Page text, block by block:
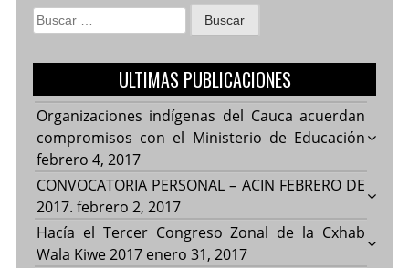
Buscar:
ULTIMAS PUBLICACIONES
Organizaciones indígenas del Cauca acuerdan
compromisos con el Ministerio de Educación
febrero 4, 2017
CONVOCATORIA PERSONAL – ACIN FEBRERO DE
2017. febrero 2, 2017
Hacía el Tercer Congreso Zonal de la Cxhab
Wala Kiwe 2017 enero 31, 2017